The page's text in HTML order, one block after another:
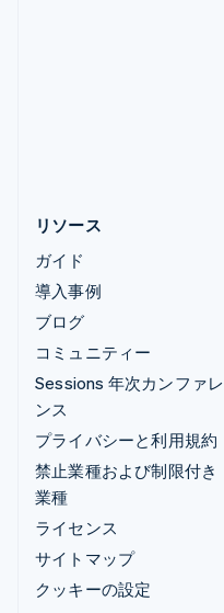
リソース
ガイド
導入事例
ブログ
コミュニティー
Sessions 年次カンファレ
ンス
プライバシーと利用規約
禁止業種および制限付き
業種
ライセンス
サイトマップ
クッキーの設定